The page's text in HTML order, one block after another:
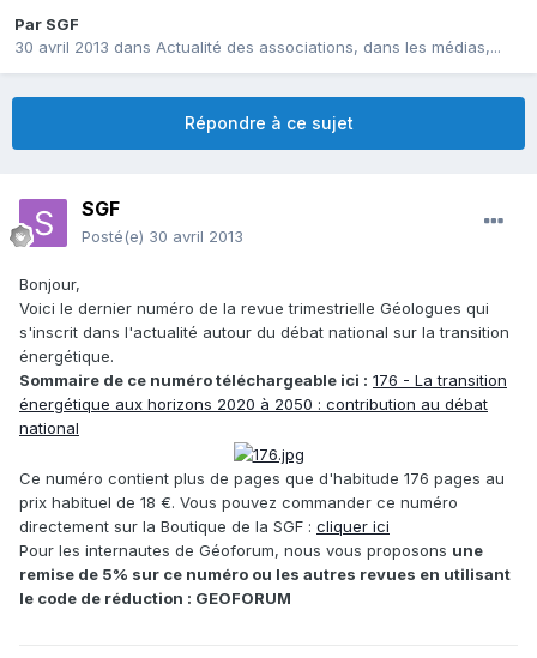
Par SGF
30 avril 2013 dans Actualité des associations, dans les médias,...
Répondre à ce sujet
SGF
Posté(e) 30 avril 2013
Bonjour,
Voici le dernier numéro de la revue trimestrielle Géologues qui
s'inscrit dans l'actualité autour du débat national sur la transition
énergétique.
Sommaire de ce numéro téléchargeable ici : 176 - La transition
énergétique aux horizons 2020 à 2050 : contribution au débat
national
Ce numéro contient plus de pages que d'habitude 176 pages au
prix habituel de 18 €. Vous pouvez commander ce numéro
directement sur la Boutique de la SGF : cliquer ici
Pour les internautes de Géoforum, nous vous proposons une
remise de 5% sur ce numéro ou les autres revues en utilisant
le code de réduction : GEOFORUM